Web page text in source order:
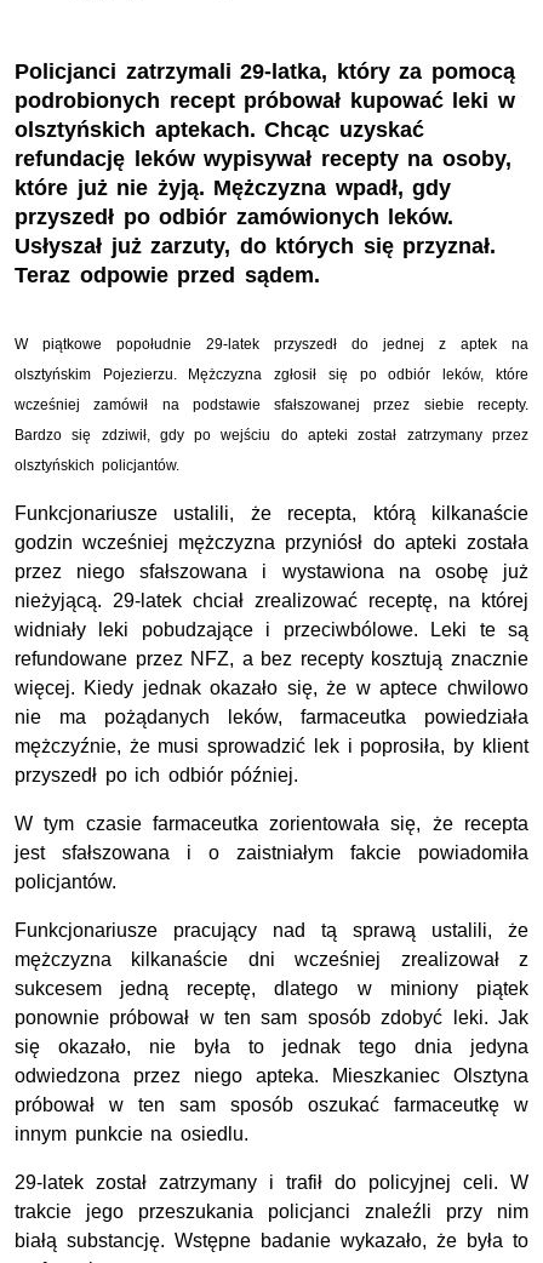
Policjanci zatrzymali 29-latka, który za pomocą
podrobionych recept próbował kupować leki w
olsztyńskich aptekach. Chcąc uzyskać
refundację leków wypisywał recepty na osoby,
które już nie żyją. Mężczyzna wpadł, gdy
przyszedł po odbiór zamówionych leków.
Usłyszał już zarzuty, do których się przyznał.
Teraz odpowie przed sądem.
W piątkowe popołudnie 29-latek przyszedł do jednej z aptek na
olsztyńskim Pojezierzu. Mężczyzna zgłosił się po odbiór leków, które
wcześniej zamówił na podstawie sfałszowanej przez siebie recepty.
Bardzo się zdziwił, gdy po wejściu do apteki został zatrzymany przez
olsztyńskich policjantów.
Funkcjonariusze ustalili, że recepta, którą kilkanaście
godzin wcześniej mężczyzna przyniósł do apteki została
przez niego sfałszowana i wystawiona na osobę już
nieżyjącą. 29-latek chciał zrealizować receptę, na której
widniały leki pobudzające i przeciwbólowe. Leki te są
refundowane przez NFZ, a bez recepty kosztują znacznie
więcej. Kiedy jednak okazało się, że w aptece chwilowo
nie ma pożądanych leków, farmaceutka powiedziała
mężczyźnie, że musi sprowadzić lek i poprosiła, by klient
przyszedł po ich odbiór później.
W tym czasie farmaceutka zorientowała się, że recepta
jest sfałszowana i o zaistniałym fakcie powiadomiła
policjantów.
Funkcjonariusze pracujący nad tą sprawą ustalili, że
mężczyzna kilkanaście dni wcześniej zrealizował z
sukcesem jedną receptę, dlatego w miniony piątek
ponownie próbował w ten sam sposób zdobyć leki. Jak
się okazało, nie była to jednak tego dnia jedyna
odwiedzona przez niego apteka. Mieszkaniec Olsztyna
próbował w ten sam sposób oszukać farmaceutkę w
innym punkcie na osiedlu.
29-latek został zatrzymany i trafił do policyjnej celi. W
trakcie jego przeszukania policjanci znaleźli przy nim
białą substancję. Wstępne badanie wykazało, że była to